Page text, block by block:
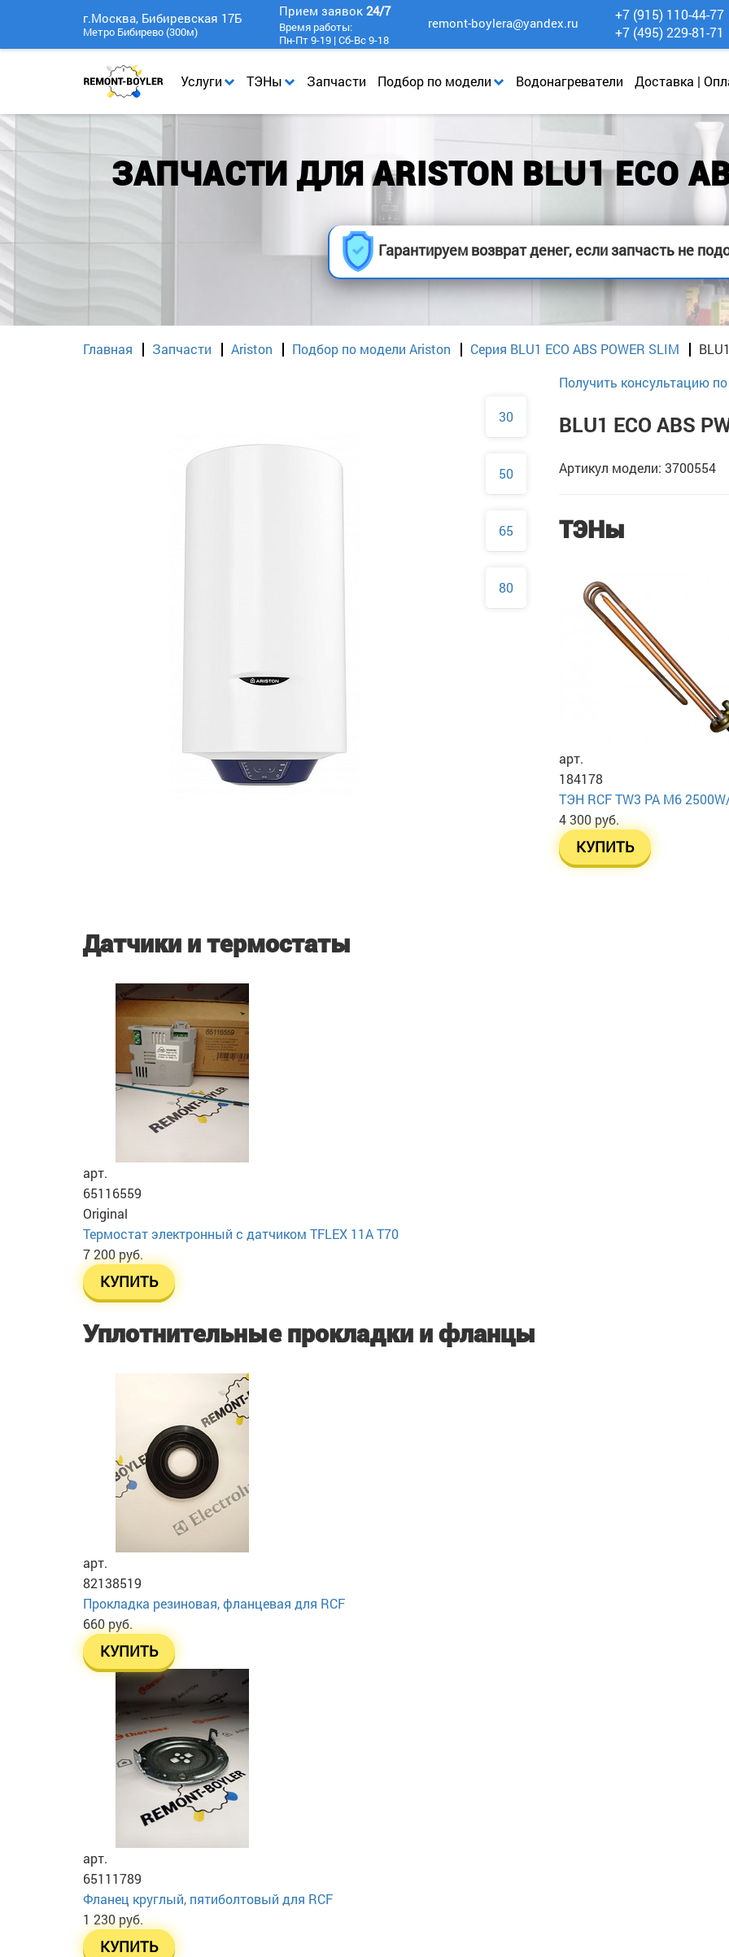
Услуги ТЭНы Запчасти Подбор по модели Водонагреватели Доставка |
г.Москва, Бибиревская 17Б
Метро Бибирево (300м)
Прием заявок 24/7
Время работы:
Пн-Пт 9-19 | Сб-Вс 9-18
remont-boylera@yandex.ru
+7 (915) 110-44-77
+7 (495) 229-81-71
ЗАПЧАСТИ ДЛЯ ARISTON BLU1 ECO
Гарантируем возврат денег, если запчасть не
Главная Запчасти Ariston Подбор по модели Ariston Серия BLU1 ECO ABS POWER SLIM
30
50
65
80
Получить консультацию
BLU1 ECO ABS
Артикул модели: 3700554
ТЭНы
арт.
184178
ТЭН RСF TW3 PA М6
4 300 руб.
КУПИТЬ
Датчики и термостаты
арт.
65116559
Original
Термостат электронный с датчиком TFLEX 11A T70
7 200 руб.
КУПИТЬ
Уплотнительные прокладки и фланцы
арт.
82138519
Прокладка резиновая, фланцевая для RCF
660 руб.
КУПИТЬ
арт.
65111789
Фланец круглый, пятиболтовый для RCF
1 230 руб.
КУПИТЬ